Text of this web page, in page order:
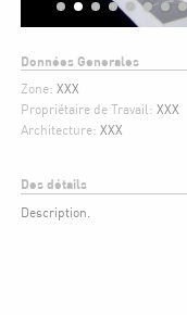
Données Generales
Zone: XXX
Propriétaire de Travail: XXX
Architecture: XXX
Des détails
Description.